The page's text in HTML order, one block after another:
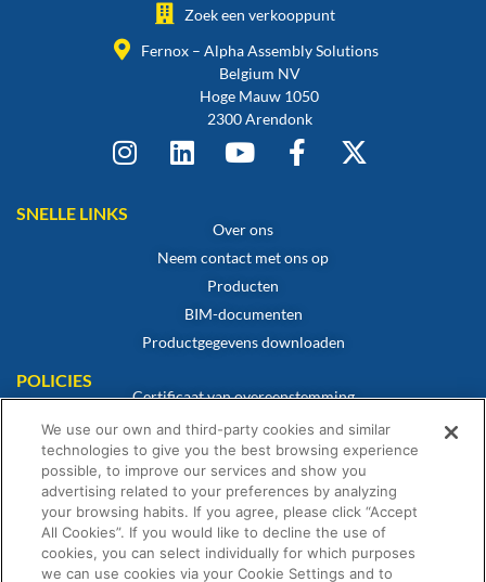
Zoek een verkooppunt
Fernox – Alpha Assembly Solutions
Belgium NV
Hoge Mauw 1050
2300 Arendonk
SNELLE LINKS
Over ons
Neem contact met ons op
Producten
BIM-documenten
Productgegevens downloaden
POLICIES
Certificaat van overeenstemming
Cookiebeleid
Disclaimer
Privacybeleid
Algemene verkoopvoorwaarden
Garantieverklaring
We use our own and third-party cookies and similar
technologies to give you the best browsing experience
possible, to improve our services and show you
advertising related to your preferences by analyzing
your browsing habits. If you agree, please click “Accept
All Cookies”. If you would like to decline the use of
cookies, you can select individually for which purposes
we can use cookies via your Cookie Settings and to